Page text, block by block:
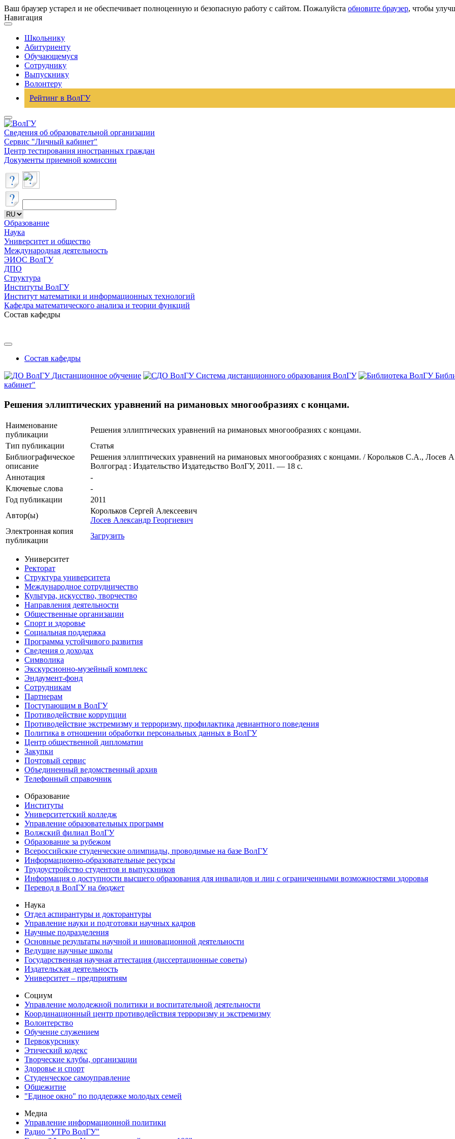
Ваш браузер устарел и не обеспечивает полноценную и безопасную работу с сайтом. Пожалуйста обновите браузер, чтобы
Навигация
Школьнику
Абитуриенту
Обучающемуся
Сотруднику
Выпускнику
Волонтеру
Рейтинг в ВолГУ
Сведения об образовательной организации
Сервис "Личный кабинет"
Центр тестирования иностранных граждан
Документы приемной комиссии
Образование
Наука
Университет и общество
Международная деятельность
ЭИОС ВолГУ
ДПО
Структура
Институты ВолГУ
Институт математики и информационных технологий
Кафедра математического анализа и теории функций
Состав кафедры
Состав кафедры
Дистанционное обучение
Система дистанционного образования ВолГУ
кабинет"
Решения эллиптических уравнений на римановых многообразиях с концами.
Наименование
публикации
Решения эллиптических уравнений на римановых многообразиях с концами.
Тип публикации
Статья
Библиографическое
описание
Решения эллиптических уравнений на римановых многообразиях с концами. / Корольков С.А.,
Волгоград : Издательство Издатедьство ВолГУ, 2011. — 18 с.
Аннотация
-
Ключевые cлова
-
Год публикации
2011
Автор(ы)
Корольков Сергей Алексеевич
Лосев Александр Георгиевич
Электронная копия
публикации
Загрузить
Университет
Ректорат
Структура университета
Международное сотрудничество
Культура, искусство, творчество
Направления деятельности
Общественные организации
Спорт и здоровье
Социальная поддержка
Программа устойчивого развития
Сведения о доходах
Символика
Экскурсионно-музейный комплекс
Эндаумент-фонд
Сотрудникам
Партнерам
Поступающим в ВолГУ
Противодействие коррупции
Противодействие экстремизму и терроризму, профилактика девиантного поведения
Политика в отношении обработки персональных данных в ВолГУ
Центр общественной дипломатии
Закупки
Почтовый сервис
Объединенный ведомственный архив
Телефонный справочник
Образование
Институты
Университетский колледж
Управление образовательных программ
Волжский филиал ВолГУ
Образование за рубежом
Всероссийские студенческие олимпиады, проводимые на базе ВолГУ
Информационно-образовательные ресурсы
Трудоустройство студентов и выпускников
Информация о доступности высшего образования для инвалидов и лиц с ограниченными возможностями здоровья
Перевод в ВолГУ на бюджет
Наука
Отдел аспирантуры и докторантуры
Управление науки и подготовки научных кадров
Научные подразделения
Основные результаты научной и инновационной деятельности
Ведущие научные школы
Государственная научная аттестация (диссертационные советы)
Издательская деятельность
Университет – предприятиям
Социум
Управление молодежной политики и воспитательной деятельности
Координационный центр противодействия терроризму и экстремизму
Волонтерство
Обучение служением
Первокурснику
Этический кодекс
Творческие клубы, организации
Здоровье и спорт
Студенческое самоуправление
Общежитие
"Единое окно" по поддержке молодых семей
Медиа
Управление информационной политики
Радио "УТРо ВолГУ"